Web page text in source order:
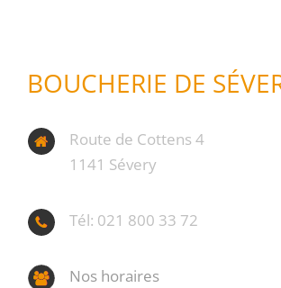
BOUCHERIE DE
Route de Cottens 4
1141 Sévery
Tél: 021 800 33 72
Nos horaires